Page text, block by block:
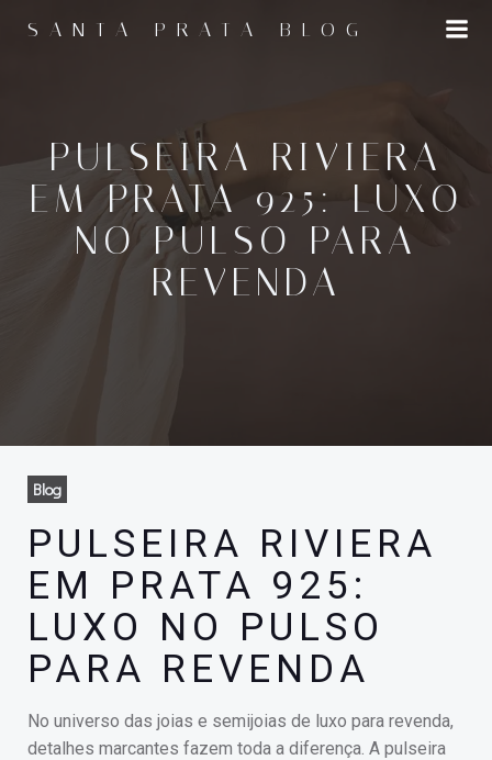
para
SANTA PRATA BLOG
PULSEIRA RIVIERA
EM PRATA 925: LUXO
NO PULSO PARA
REVENDA
Blog
PULSEIRA RIVIERA
EM PRATA 925:
LUXO NO PULSO
PARA REVENDA
No universo das joias e semijoias de luxo para revenda,
detalhes marcantes fazem toda a diferença. A pulseira